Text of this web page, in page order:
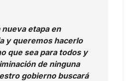
nueva etapa en
y queremos hacerlo
que sea para todos y
de ninguna
gobierno buscará